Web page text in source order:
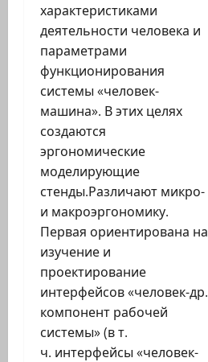
характеристиками
деятельности человека и
параметрами
функционирования
системы «человек-
машина». В этих целях
создаются
эргономические
моделирующие
стенды.Различают микро-
и макроэргономику.
Первая ориентирована на
изучение и
проектирование
интерфейсов «человек-др.
компонент рабочей
системы» (в т.
ч. интерфейсы «человек-